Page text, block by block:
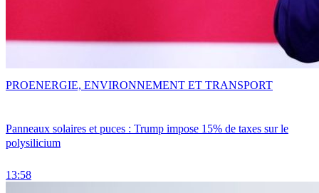
Panneaux solaires et puces : Trump impose 15% de taxes sur le
polysilicium
13:58
PROENERGIE, ENVIRONNEMENT ET TRANSPORT